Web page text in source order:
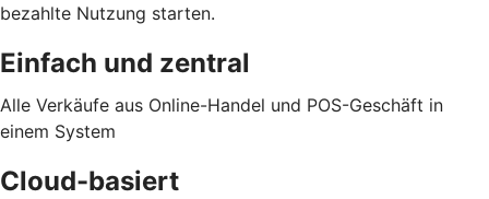
bezahlte Nutzung starten.
Einfach und zentral
Alle Verkäufe aus Online-Handel und POS-Geschäft in
einem System
Cloud-basiert